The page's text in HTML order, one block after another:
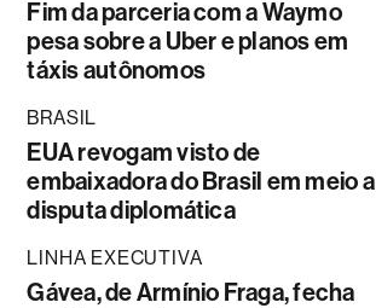
Fim da parceria com a Waymo
pesa sobre a Uber e planos em
táxis autônomos
BRASIL
EUA revogam visto de
embaixadora do Brasil em meio a
disputa diplomática
LINHA EXECUTIVA
Gávea, de Armínio Fraga, fecha